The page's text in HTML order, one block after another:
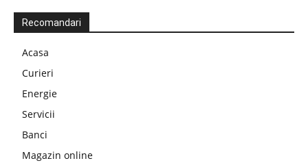
Recomandari
Acasa
Curieri
Energie
Servicii
Banci
Magazin online